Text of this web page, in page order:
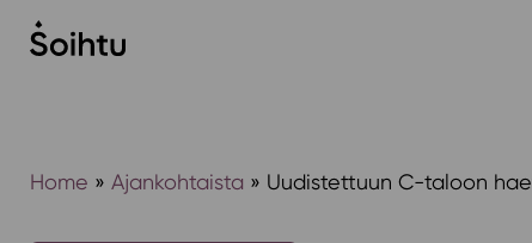
Siirry
sisältöön
Home » Ajankohtaista » Uudistettuun C-taloon